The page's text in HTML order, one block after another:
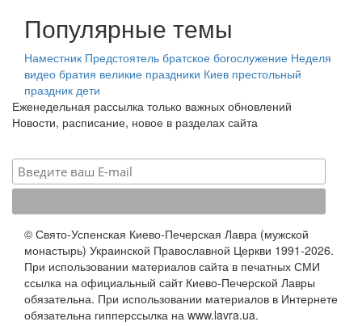
Популярные темы
Наместник Предстоятель братское богослужение Неделя
видео братия великие праздники Киев престольный
праздник дети
Еженедельная рассылка только важных обновлений
Новости, расписание, новое в разделах сайта
© Свято-Успенская Киево-Печерская Лавра (мужской
монастырь) Украинской Православной Церкви 1991-2026.
При использовании материалов сайта в печатных СМИ
ссылка на официальный сайт Киево-Печерской Лавры
обязательна. При использовании материалов в Интернете
обязательна гипперссылка на www.lavra.ua.